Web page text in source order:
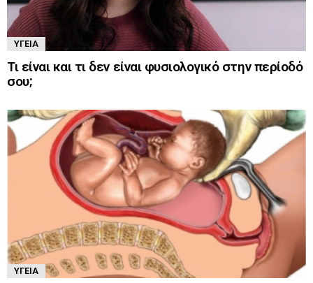
ΥΓΕΊΑ
Τι είναι και τι δεν είναι φυσιολογικό στην περίοδό
σου;
ΥΓΕΊΑ